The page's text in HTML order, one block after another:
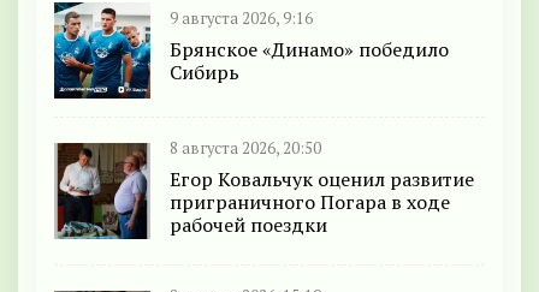
9 августа 2026, 9:16
Брянское «Динамо» победило
Сибирь
8 августа 2026, 20:50
Егор Ковальчук оценил развитие
приграничного Погара в ходе
рабочей поездки